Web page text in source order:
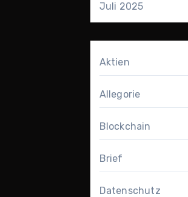
Juli 2025
Aktien
Allegorie
Blockchain
Brief
Datenschutz